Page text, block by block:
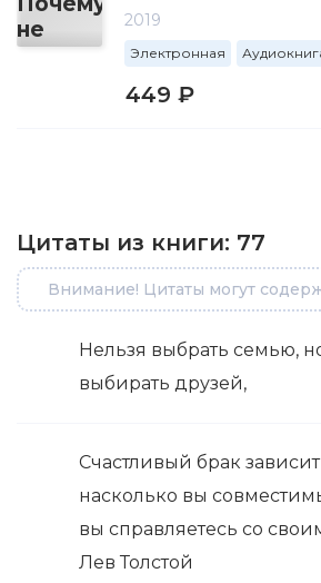
2019
Электронная
449 ₽
Цитаты из книги: 77
Внимание! Цитаты могут
Нельзя выбрать семью,
выбирать друзей,
Счастливый брак зависит
насколько вы
вы справляетесь со
Лев Толстой